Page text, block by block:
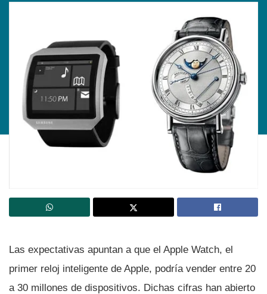
Las expectativas apuntan a que el Apple Watch, el
primer reloj inteligente de Apple, podrí­a vender entre 20
a 30 millones de dispositivos. Dichas cifras han abierto